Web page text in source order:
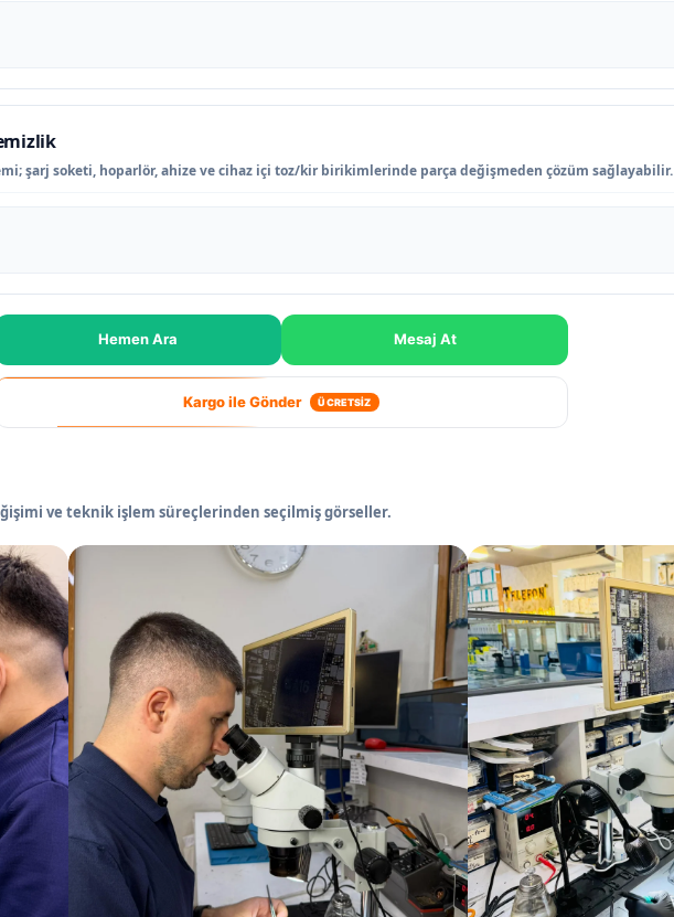
şarj soketi, hoparlör, ahize ve cihaz içi toz/kir birikimlerinde parça değişmeden çözüm sağlayabilir.
Hemen Ara Mesaj At
Kargo ile Gönder ÜCRETSİZ
ve teknik işlem süreçlerinden seçilmiş görseller.